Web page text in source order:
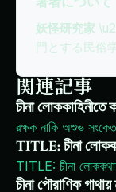
妖怪研究家
門とする民俗
関連記事
চীনা
রক্ষক নাকি অশুভ
TITLE: চীনা
TITLE: চীনা
চীনা পৌরাণিক